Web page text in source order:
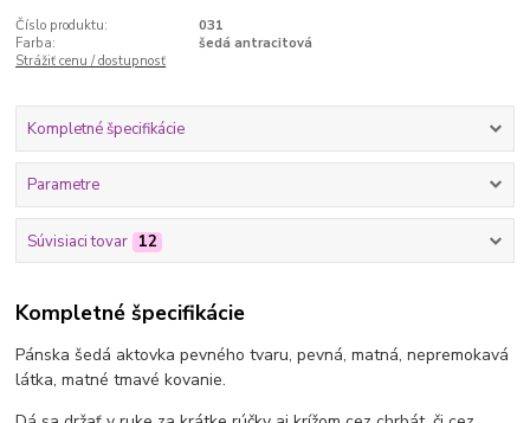
Číslo produktu:
031
Farba:
šedá antracitová
Strážiť cenu / dostupnosť
Kompletné špecifikácie
Parametre
Súvisiaci tovar 12
Kompletné špecifikácie
Pánska šedá aktovka pevného tvaru, pevná, matná, nepremokavá
látka, matné tmavé kovanie.